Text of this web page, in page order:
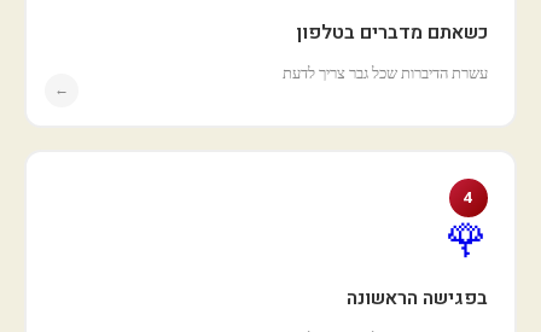
כשאתם מדברים בטלפון
עשרת הדיברות שכל גבר צריך לדעת
←
4
🌹
בפגישה הראשונה